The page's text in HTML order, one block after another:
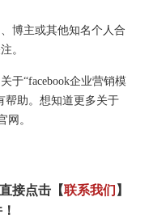
博主或其他知名个人合
。
“facebook企业营销模
帮助。想知道更多关于
网。
接点击【联系我们 】